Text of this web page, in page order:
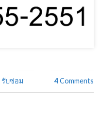
รับซ่อม 4Comments